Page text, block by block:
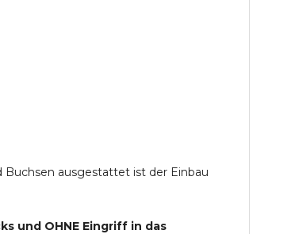
ausgestattet ist der Einbau
und OHNE Eingriff in das